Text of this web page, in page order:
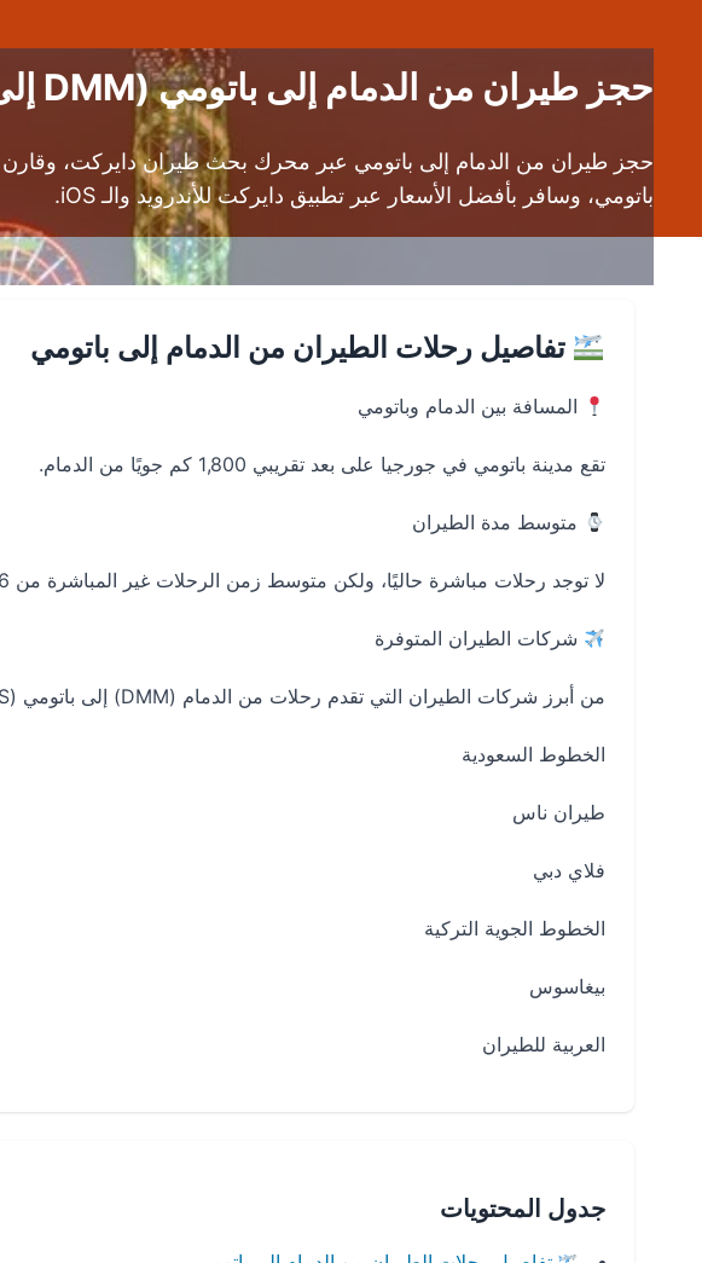
حجز طيران من الدمام إلى باتومي (DMM إلى BUS) – أفضل عروض الطيران إلى جورجيا
حجز طيران من الدمام إلى باتومي عبر محرك بحث طيران دايركت،
باتومي، وسافر بأفضل الأسعار عبر تطبيق دايركت للأندرويد والـ iOS.
تفاصيل رحلات الطيران من الدمام إلى باتومي
المسافة بين الدمام وباتومي
تقع مدينة باتومي في جورجيا على بعد تقريبي 1,800 كم جويًا من الدمام.
متوسط مدة الطيران
لا توجد رحلات مباشرة حاليًا، ولكن متوسط زمن الرحلات غير المباشرة من 6 إلى 10 ساعات حسب محطة التوقف وشركات الطيران.
شركات الطيران المتوفرة
من أبرز شركات الطيران التي تقدم رحلات من الدمام (DMM) إلى باتومي (BUS):
الخطوط السعودية
طيران ناس
فلاي دبي
الخطوط الجوية التركية
بيغاسوس
العربية للطيران
جدول المحتويات